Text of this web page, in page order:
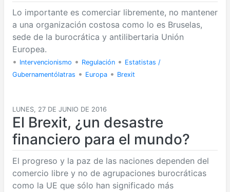
Lo importante es comerciar libremente, no mantener
a una organización costosa como lo es Bruselas,
sede de la burocrática y antilibertaria Unión
Europea.
• Intervencionismo • Regulación • Estatistas /
Gubernamentólatras • Europa • Brexit
LUNES, 27 DE JUNIO DE 2016
El Brexit, ¿un desastre
financiero para el mundo?
El progreso y la paz de las naciones dependen del
comercio libre y no de agrupaciones burocráticas
como la UE que sólo han significado más